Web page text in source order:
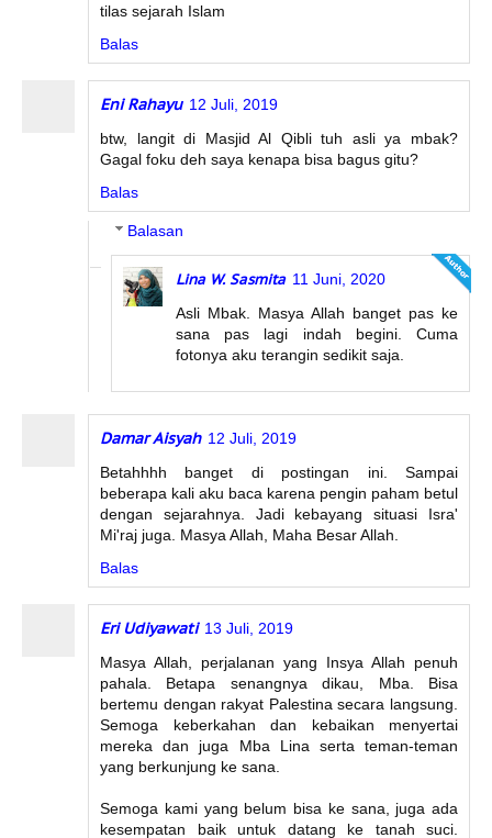
tilas sejarah Islam
Balas
Eni Rahayu 12 Juli, 2019
btw, langit di Masjid Al Qibli tuh asli ya mbak?
Gagal foku deh saya kenapa bisa bagus gitu?
Balas
Balasan
Lina W. Sasmita 11 Juni, 2020
Asli Mbak. Masya Allah banget pas ke
sana pas lagi indah begini. Cuma
fotonya aku terangin sedikit saja.
Damar Aisyah 12 Juli, 2019
Betahhhh banget di postingan ini. Sampai
beberapa kali aku baca karena pengin paham betul
dengan sejarahnya. Jadi kebayang situasi Isra'
Mi'raj juga. Masya Allah, Maha Besar Allah.
Balas
Eri Udiyawati 13 Juli, 2019
Masya Allah, perjalanan yang Insya Allah penuh
pahala. Betapa senangnya dikau, Mba. Bisa
bertemu dengan rakyat Palestina secara langsung.
Semoga keberkahan dan kebaikan menyertai
mereka dan juga Mba Lina serta teman-teman
yang berkunjung ke sana.
Semoga kami yang belum bisa ke sana, juga ada
kesempatan baik untuk datang ke tanah suci.